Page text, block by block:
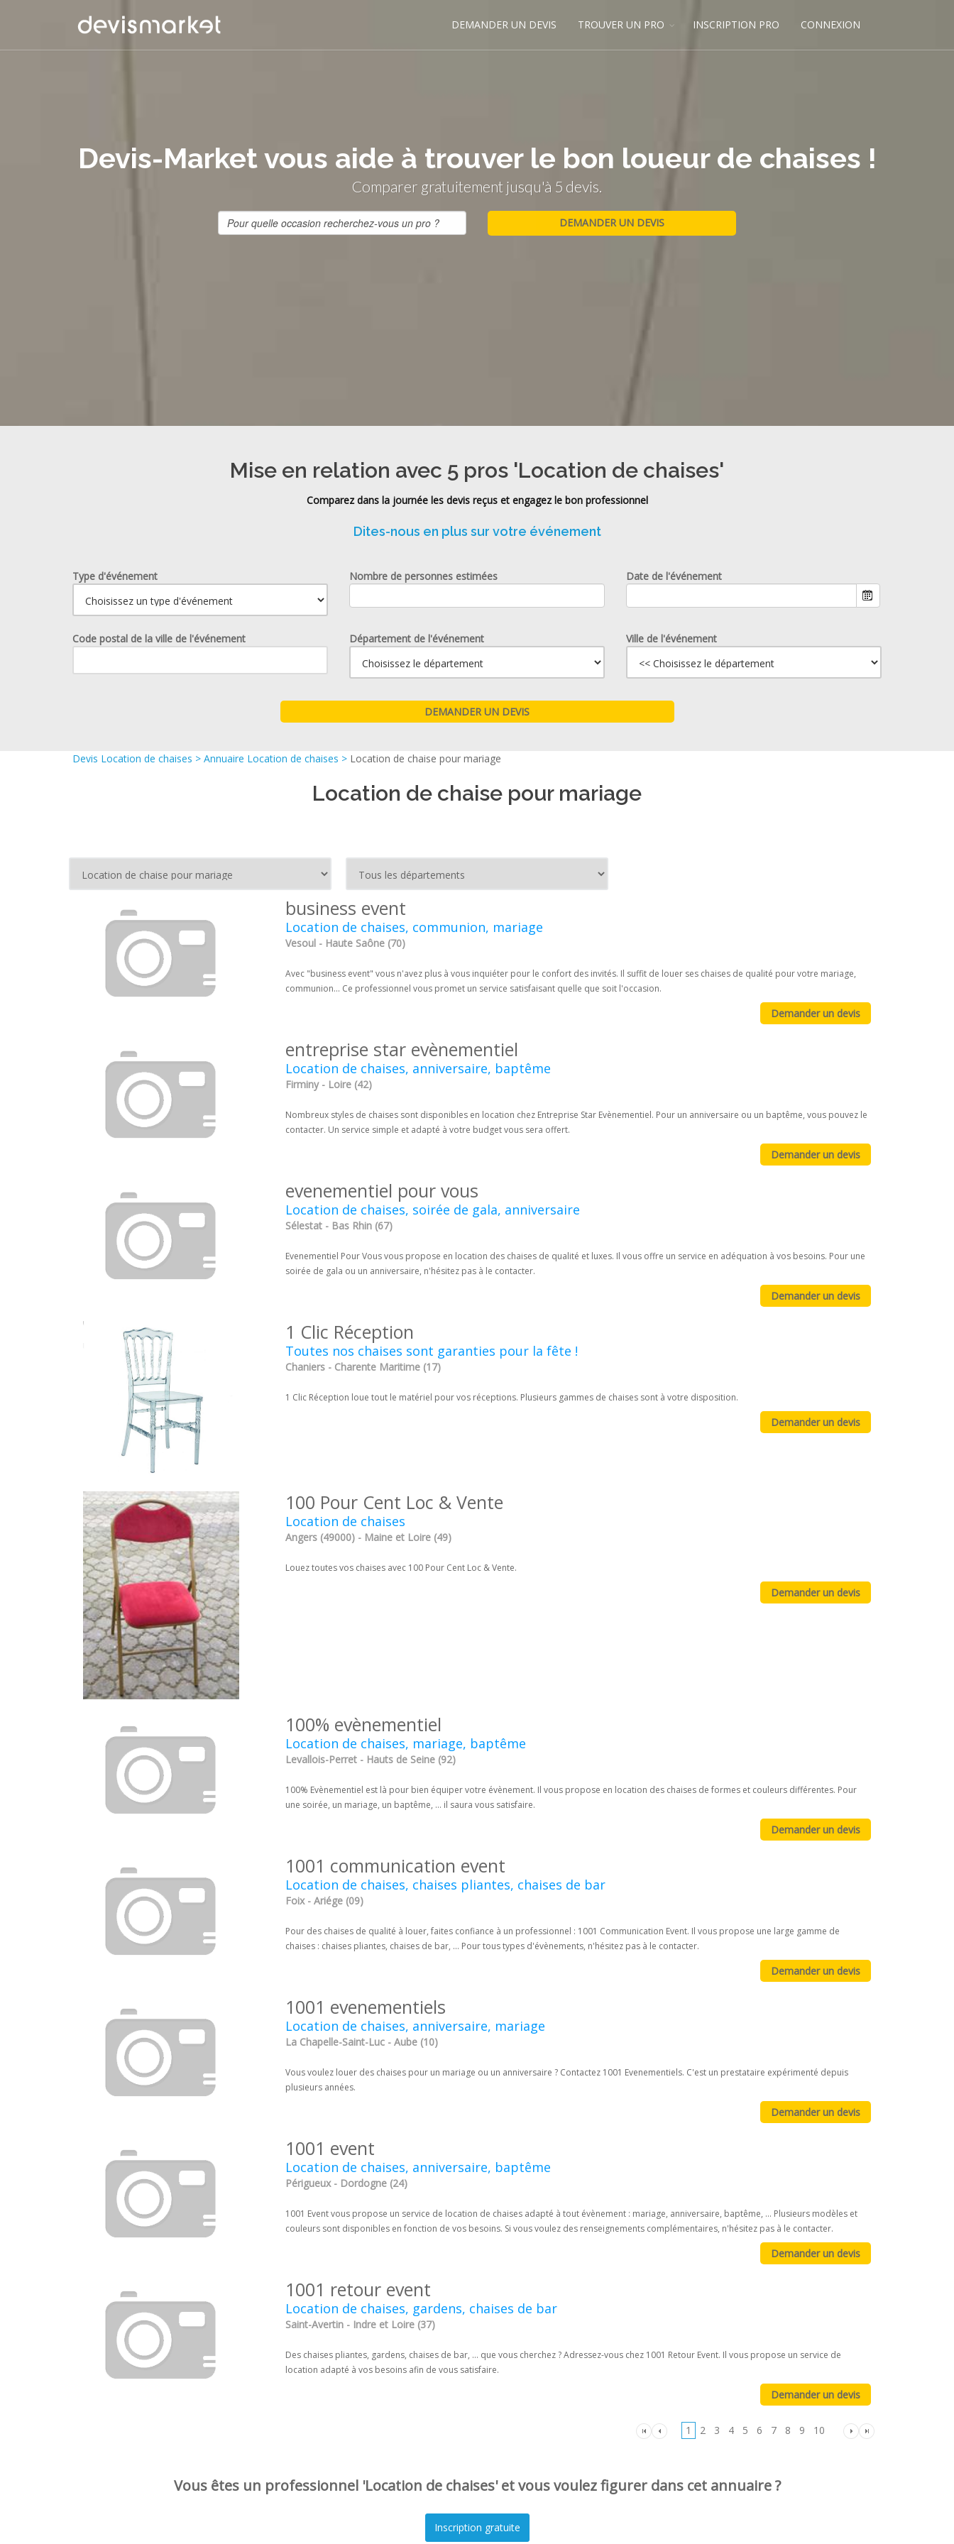
DEMANDER UN DEVIS TROUVER UN PRO INSCRIPTION PRO CONNEXION
Devis-Market vous aide à trouver le bon loueur de chaises !
Comparer gratuitement jusqu'à 5 devis.
Mise en relation avec 5 pros 'Location de chaises'
Comparez dans la journée les devis reçus et engagez le bon professionnel
Dites-nous en plus sur votre événement
Type d'événement Nombre de personnes estimées
Date de l'événement
Code postal de la ville de l'événement Département de l'événement Ville de l'événement
Devis Location de chaises > Annuaire Location de chaises > Location de chaise pour mariage
Location de chaise pour mariage
business event
Location de chaises, communion, mariage
Vesoul - Haute Saône (70)
Avec "business event" vous n'avez plus à vous inquiéter pour le confort des invités. Il suffit de louer ses chaises de qualité pour votre mariage,
communion... Ce professionnel vous promet un service satisfaisant quelle que soit l'occasion.
entreprise star evènementiel
Location de chaises, anniversaire, baptême
Firminy - Loire (42)
Nombreux styles de chaises sont disponibles en location chez Entreprise Star Evènementiel. Pour un anniversaire ou un baptême, vous pouvez le
contacter. Un service simple et adapté à votre budget vous sera offert.
evenementiel pour vous
Location de chaises, soirée de gala, anniversaire
Sélestat - Bas Rhin (67)
Evenementiel Pour Vous vous propose en location des chaises de qualité et luxes. Il vous offre un service en adéquation à vos besoins. Pour une
soirée de gala ou un anniversaire, n'hésitez pas à le contacter.
1 Clic Réception
Toutes nos chaises sont garanties pour la fête !
Chaniers - Charente Maritime (17)
1 Clic Réception loue tout le matériel pour vos réceptions. Plusieurs gammes de chaises sont à votre disposition.
100 Pour Cent Loc & Vente
Location de chaises
Angers (49000) - Maine et Loire (49)
Louez toutes vos chaises avec 100 Pour Cent Loc & Vente.
100% evènementiel
Location de chaises, mariage, baptême
Levallois-Perret - Hauts de Seine (92)
100% Evènementiel est là pour bien équiper votre évènement. Il vous propose en location des chaises de formes et couleurs différentes. Pour
une soirée, un mariage, un baptême, ... il saura vous satisfaire.
1001 communication event
Location de chaises, chaises pliantes, chaises de bar
Foix - Ariége (09)
Pour des chaises de qualité à louer, faites confiance à un professionnel : 1001 Communication Event. Il vous propose une large gamme de
chaises : chaises pliantes, chaises de bar, ... Pour tous types d'évènements, n'hésitez pas à le contacter.
1001 evenementiels
Location de chaises, anniversaire, mariage
La Chapelle-Saint-Luc - Aube (10)
Vous voulez louer des chaises pour un mariage ou un anniversaire ? Contactez 1001 Evenementiels. C'est un prestataire expérimenté depuis
plusieurs années.
1001 event
Location de chaises, anniversaire, baptême
Périgueux - Dordogne (24)
1001 Event vous propose un service de location de chaises adapté à tout évènement : mariage, anniversaire, baptême, ... Plusieurs modèles et
couleurs sont disponibles en fonction de vos besoins. Si vous voulez des renseignements complémentaires, n'hésitez pas à le contacter.
1001 retour event
Location de chaises, gardens, chaises de bar
Saint-Avertin - Indre et Loire (37)
Des chaises pliantes, gardens, chaises de bar, ... que vous cherchez ? Adressez-vous chez 1001 Retour Event. Il vous propose un service de
location adapté à vos besoins afin de vous satisfaire.
1 2 3 4 5 6 7 8 9 10
Vous êtes un professionnel 'Location de chaises' et vous voulez figurer dans cet annuaire ?